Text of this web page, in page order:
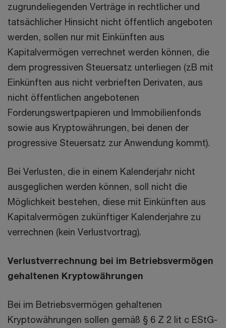
zugrundeliegenden Verträge in rechtlicher und
tatsächlicher Hinsicht nicht öffentlich angeboten
werden, sollen nur mit Einkünften aus
Kapitalvermögen verrechnet werden können, die
dem progressiven Steuersatz unterliegen (zB mit
Einkünften aus nicht verbrieften Derivaten, aus
nicht öffentlichen angebotenen
Forderungswertpapieren und Immobilienfonds
sowie aus Kryptowährungen, bei denen der
progressive Steuersatz zur Anwendung kommt).
Bei Verlusten, die in einem Kalenderjahr nicht
ausgeglichen werden können, soll nicht die
Möglichkeit bestehen, diese mit Einkünften aus
Kapitalvermögen zukünftiger Kalenderjahre zu
verrechnen (kein Verlustvortrag).
Verlustverrechnung bei im Betriebsvermögen
gehaltenen Kryptowährungen
Bei im Betriebsvermögen gehaltenen
Kryptowährungen sollen gemäß § 6 Z 2 lit c EStG-